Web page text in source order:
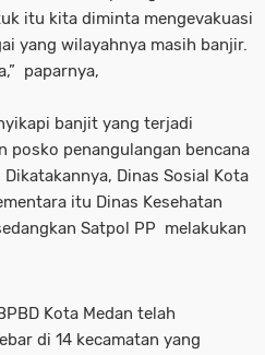
itu kita diminta mengevakuasi
yang wilayahnya masih banjir.
paparnya,
banjit yang terjadi
posko penangulangan bencana
Dinas Sosial Kota
itu Dinas Kesehatan
Satpol PP melakukan
Kota Medan telah
di 14 kecamatan yang